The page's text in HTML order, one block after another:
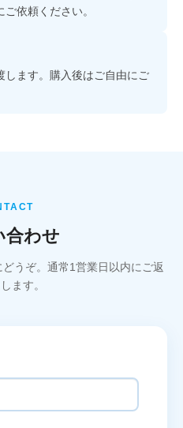
依頼ください。
します。購入後はご自由にご
合わせ
うぞ。通常1営業日以内にご返
ます。